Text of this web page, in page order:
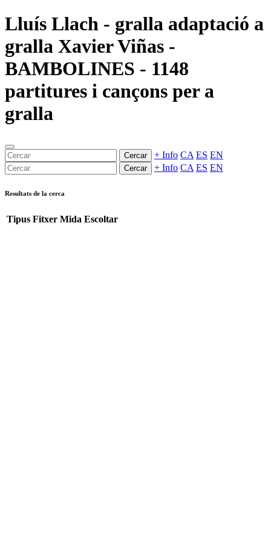
Lluís Llach - gralla adaptació a
gralla Xavier Viñas -
BAMBOLINES - 1148
partitures i cançons per a
gralla
Cercar + Info CA ES EN
Cercar + Info CA ES EN
Resultats de la cerca
Tipus Fitxer Mida Escoltar